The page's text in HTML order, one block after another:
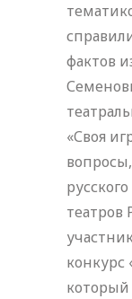
фактов
«Своя
театров
конкурс
который